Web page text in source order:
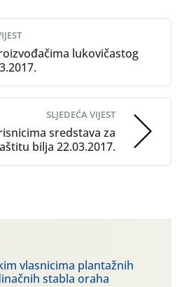
lukovičastog
SLJEDEĆA VIJEST
sredstava za
bilja 22.03.2017.
vlasnicima plantažnih
stabla oraha